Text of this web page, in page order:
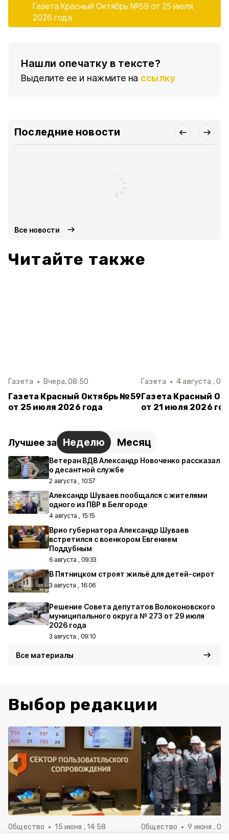
Газета Красный Октябрь №59 от 25 июля
2026 года
Нашли опечатку в тексте?
Выделите ее и нажмите на ссылку
Последние новости
Все новости
Читайте также
Газета Вчера, 08:50
Газета Красный Октябрь №59
от 25 июля 2026 года
Газета 4 августа ,
Газета Красный
от 21 июля 2026
Лучшее за Неделю Месяц
Ветеран ВДВ Александр Новоченко рассказал
о десантной службе
2 августа , 10:57
Александр Шуваев пообщался с жителями
одного из ПВР в Белгороде
4 августа , 15:15
Врио губернатора Александр Шуваев
встретился с военкором Евгением
Поддубным
6 августа , 09:33
В Пятницком строят жильё для детей-сирот
3 августа , 16:06
Решение Совета депутатов Волоконовского
муниципального округа № 273 от 29 июля
2026 года
3 августа , 09:10
Все материалы
Выбор редакции
Общество 15 июня , 14:58 Общество 9 июня ,